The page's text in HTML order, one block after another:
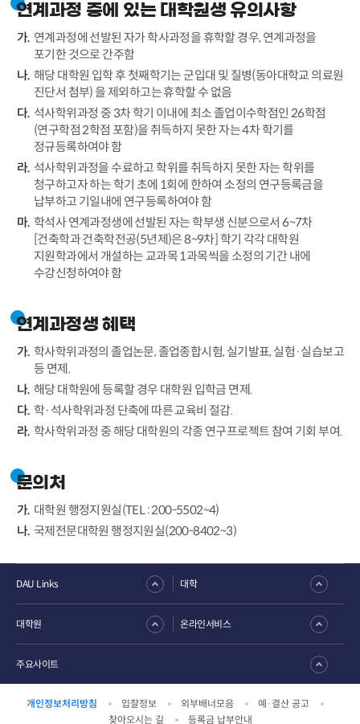
연계과정 중에 있는 대학원생 유의사항
연계과정에 선발된 자가 학사과정을 휴학할 경우, 연계과정을
포기한 것으로 간주함
해당 대학원 입학 후 첫째학기는 군입대 및 질병(동아대학교 의료원
진단서 첨부) 을 제외하고는 휴학할 수 없음
석사학위과정 중 3차 학기 이내에 최소 졸업이수학점인 26학점
(연구학점 2학점 포함)을 취득하지 못한 자는 4차 학기를
정규등록하여야 함
석사학위과정을 수료하고 학위를 취득하지 못한 자는 학위를
청구하고자 하는 학기 초에 1회에 한하여 소정의 연구등록금을
납부하고 기일내에 연구등록하여야 함
학석사 연계과정생에 선발된 자는 학부생 신분으로서 6~7차
[건축학과 건축학전공(5년제)은 8~9차] 학기 각각 대학원
지원학과에서 개설하는 교과목 1과목씩을 소정의 기간 내에
수강신청하여야 함
연계과정생 혜택
학사학위과정의 졸업논문, 졸업종합시험, 실기발표, 실험·실습보고
등 면제.
해당 대학원에 등록할 경우 대학원 입학금 면제.
학·석사학위과정 단축에 따른 교육비 절감.
학사학위과정 중 해당 대학원의 각종 연구프로젝트 참여 기회 부여.
문의처
대학원 행정지원실(TEL : 200-5502~4)
국제전문대학원 행정지원실(200-8402~3)
개인정보처리방침 입찰정보 외부배너모음
예·결산 공고
찾아오시는 길
등록금 납부안내
DAU Links 대학
대학원 온라인서비스
주요사이트